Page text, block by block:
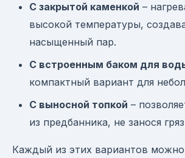
С закрытой каменкой –
высокой температуры,
насыщенный пар.
С встроенным баком для
компактный вариант для
С выносной топкой –
из предбанника, не занося
Каждый из этих вариантов